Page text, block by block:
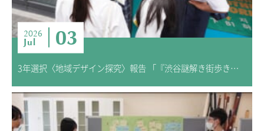
2026
Jul 03
3年選択〈地域デザイン探究〉報告 「『渋谷謎解き街歩き』研究 ―渋谷の“魅力”を発信する仕掛けー」